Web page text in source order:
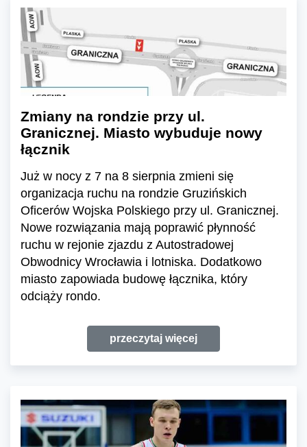
Zmiany na rondzie przy ul.
Granicznej. Miasto wybuduje nowy
łącznik
Już w nocy z 7 na 8 sierpnia zmieni się
organizacja ruchu na rondzie Gruzińskich
Oficerów Wojska Polskiego przy ul. Granicznej.
Nowe rozwiązania mają poprawić płynność
ruchu w rejonie zjazdu z Autostradowej
Obwodnicy Wrocławia i lotniska. Dodatkowo
miasto zapowiada budowę łącznika, który
odciąży rondo.
przeczytaj więcej